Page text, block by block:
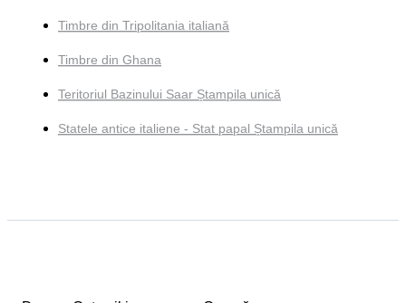
Timbre din Tripolitania italiană
Timbre din Ghana
Teritoriul Bazinului Saar Ștampila unică
Statele antice italiene - Stat papal Ștampila unică